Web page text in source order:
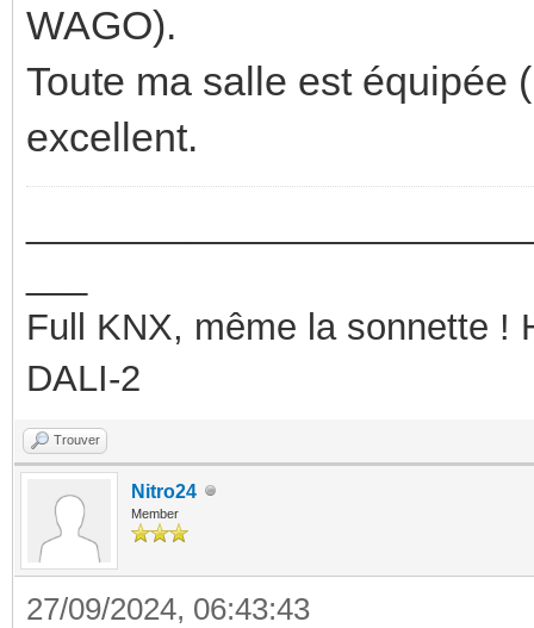
WAGO).
Toute ma salle est équipée
excellent.
Full KNX, même la sonnette !
DALI-2
Trouver
Nitro24
Member
27/09/2024, 06:43:43